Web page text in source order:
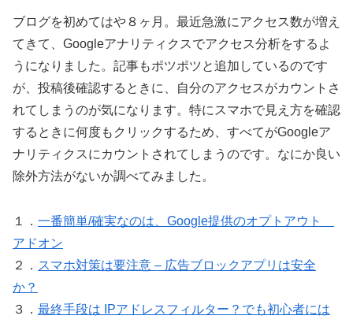
ブログを初めてはや８ヶ月。最近急激にアクセス数が増え
てきて、Googleアナリティクスでアクセス分析をするよ
うになりました。記事もポツポツと追加しているのです
が、投稿後確認するときに、自分のアクセスがカウントさ
れてしまうのが気になります。特にスマホで見え方を確認
するときに何度もクリックするため、すべてがGoogleア
ナリティクスにカウントされてしまうのです。なにか良い
除外方法がないか調べてみました。
１． 一番簡単/確実なのは、Google提供のオプトアウト
アドオン
２． スマホ対策は要注意 – 広告ブロックアプリは安全
か？
３． 最終手段は IPアドレスフィルター？でも初心者には